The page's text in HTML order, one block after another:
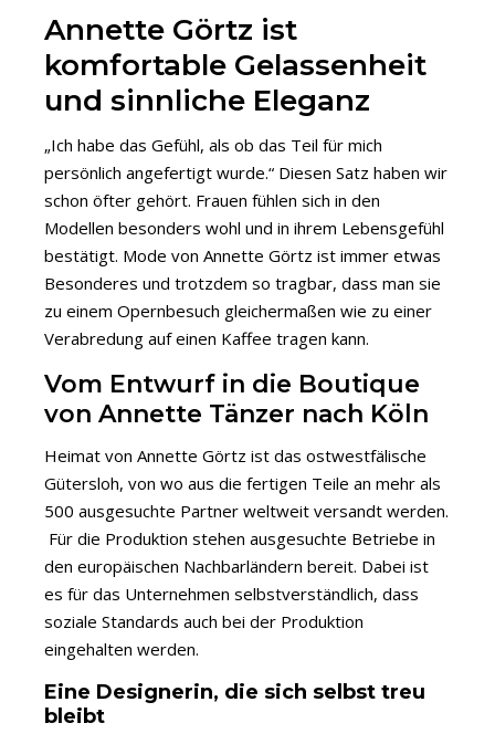
Annette Görtz ist
komfortable Gelassenheit
und sinnliche Eleganz
„Ich habe das Gefühl, als ob das Teil für mich
persönlich angefertigt wurde.“ Diesen Satz haben wir
schon öfter gehört. Frauen fühlen sich in den
Modellen besonders wohl und in ihrem Lebensgefühl
bestätigt. Mode von Annette Görtz ist immer etwas
Besonderes und trotzdem so tragbar, dass man sie
zu einem Opernbesuch gleichermaßen wie zu einer
Verabredung auf einen Kaffee tragen kann.
Vom Entwurf in die Boutique
von Annette Tänzer nach Köln
Heimat von Annette Görtz ist das ostwestfälische
Gütersloh, von wo aus die fertigen Teile an mehr als
500 ausgesuchte Partner weltweit versandt werden.
Für die Produktion stehen ausgesuchte Betriebe in
den europäischen Nachbarländern bereit. Dabei ist
es für das Unternehmen selbstverständlich, dass
soziale Standards auch bei der Produktion
eingehalten werden.
Eine Designerin, die sich selbst treu
bleibt